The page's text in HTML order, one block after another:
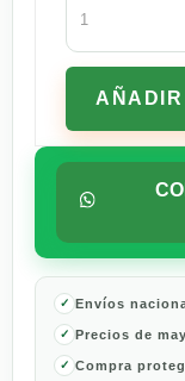
para
Gato
Adulto
Soufflé
de
Atún
Sardina
cantidad
Envíos
Precios de
Compra